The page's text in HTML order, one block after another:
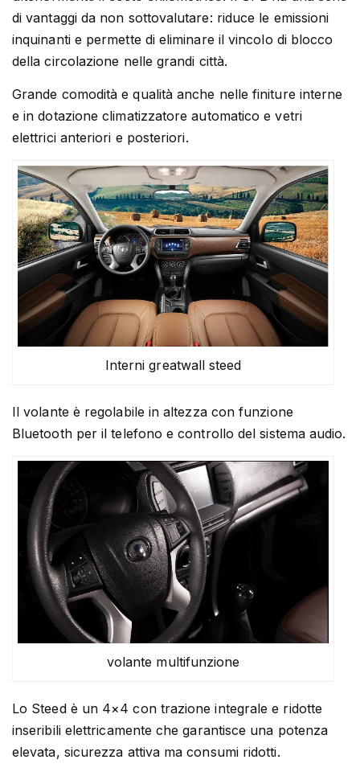
di vantaggi da non sottovalutare: riduce le emissioni
inquinanti e permette di eliminare il vincolo di blocco
della circolazione nelle grandi città.
Grande comodità e qualità anche nelle finiture interne
e in dotazione climatizzatore automatico e vetri
elettrici anteriori e posteriori.
Interni greatwall steed
Il volante è regolabile in altezza con funzione
Bluetooth per il telefono e controllo del sistema audio.
volante multifunzione
Lo Steed è un 4×4 con trazione integrale e ridotte
inseribili elettricamente che garantisce una potenza
elevata, sicurezza attiva ma consumi ridotti.